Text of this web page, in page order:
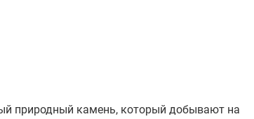
природный камень, который добывают на